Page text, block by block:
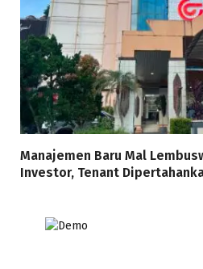
Manajemen Baru Mal
Investor, Tenant